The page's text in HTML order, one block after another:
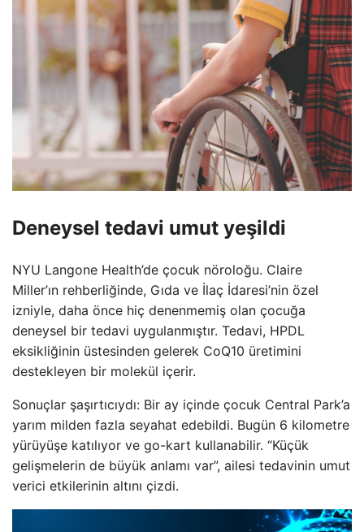
Deneysel tedavi umut yeşildi
NYU Langone Health’de çocuk nöroloğu. Claire
Miller’ın rehberliğinde, Gıda ve İlaç İdaresi’nin özel
izniyle, daha önce hiç denenmemiş olan çocuğa
deneysel bir tedavi uygulanmıştır. Tedavi, HPDL
eksikliğinin üstesinden gelerek CoQ10 üretimini
destekleyen bir molekül içerir.
Sonuçlar şaşırtıcıydı: Bir ay içinde çocuk Central Park’a
yarım milden fazla seyahat edebildi. Bugün 6 kilometre
yürüyüşe katılıyor ve go-kart kullanabilir. “Küçük
gelişmelerin de büyük anlamı var”, ailesi tedavinin umut
verici etkilerinin altını çizdi.